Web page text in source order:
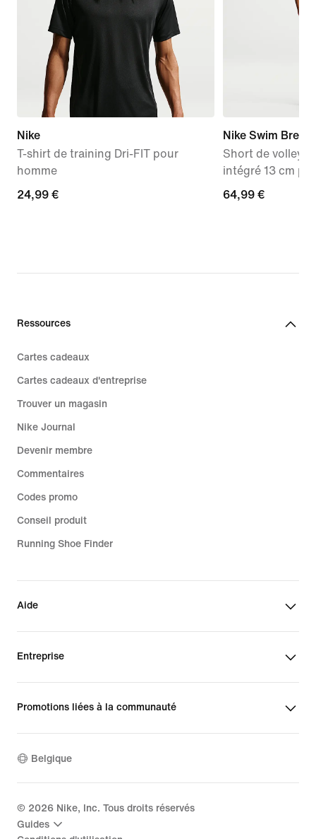
Nike
T-shirt de training Dri-FIT pour
homme
24,99 €
24,99 €
Nike Swim
Short de volley
intégré 13 cm
64,99 €
64,99 €
Ressources
Cartes cadeaux
Cartes cadeaux d'entreprise
Trouver un magasin
Nike Journal
Devenir membre
Commentaires
Codes promo
Conseil produit
Running Shoe Finder
Aide
Entreprise
Promotions liées à la communauté
Belgique
© 2026 Nike, Inc. Tous droits réservés
Guides